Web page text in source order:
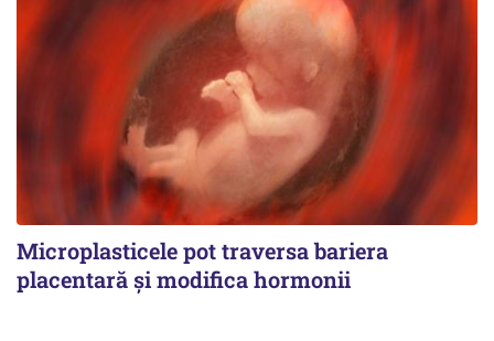
Microplasticele pot traversa bariera
placentară și modifica hormonii